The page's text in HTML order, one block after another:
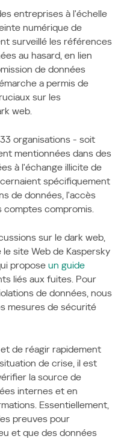
entreprises à l'échelle
numérique de
surveillé les références
au hasard, en lien
de données
a permis de
sur les
web.
organisations - soit
mentionnées dans des
à l'échange illicite de
spécifiquement
de données, l'accès
comptes compromis.
sur le dark web,
site Web de Kaspersky
propose un guide
liés aux fuites. Pour
de données, nous
mesures de sécurité
de réagir rapidement
de crise, il est
la source de
internes et en
Essentiellement,
preuves pour
et que des données